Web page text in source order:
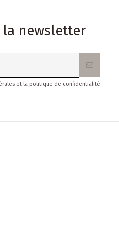
newsletter
et la politique de confidentialité